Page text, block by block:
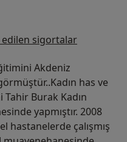
edilen sigortalar
Akdeniz
has ve
Tahir Burak Kadın
2008
hastanelerde çalışmış